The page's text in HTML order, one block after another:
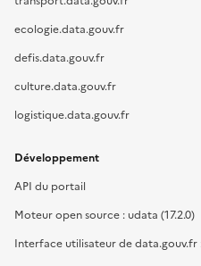
ecologie.data.gouv.fr
defis.data.gouv.fr
culture.data.gouv.fr
logistique.data.gouv.fr
Développement
API du portail
Moteur open source : udata (17.2.0)
Interface utilisateur de data.gouv.fr